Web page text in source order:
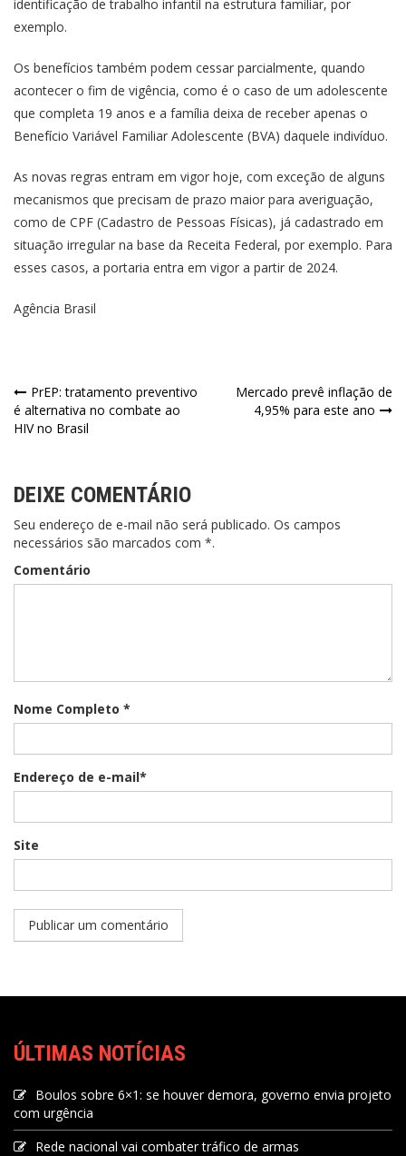
identificação de trabalho infantil na estrutura familiar, por
exemplo.
Os benefícios também podem cessar parcialmente, quando
acontecer o fim de vigência, como é o caso de um adolescente
que completa 19 anos e a família deixa de receber apenas o
Benefício Variável Familiar Adolescente (BVA) daquele indivíduo.
As novas regras entram em vigor hoje, com exceção de alguns
mecanismos que precisam de prazo maior para averiguação,
como de CPF (Cadastro de Pessoas Físicas), já cadastrado em
situação irregular na base da Receita Federal, por exemplo. Para
esses casos, a portaria entra em vigor a partir de 2024.
Agência Brasil
PrEP: tratamento preventivo
é alternativa no combate ao
HIV no Brasil
Mercado prevê inflação de
4,95% para este ano
DEIXE COMENTÁRIO
Seu endereço de e-mail não será publicado. Os campos
necessários são marcados com *.
Comentário
Nome Completo *
Endereço de e-mail*
Site
ÚLTIMAS NOTÍCIAS
Boulos sobre 6×1: se houver demora, governo envia projeto
com urgência
Rede nacional vai combater tráfico de armas